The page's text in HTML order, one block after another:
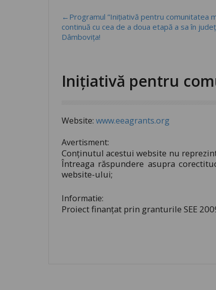
←Programul ”Inițiativă pentru comunitatea
continuă cu cea de a doua etapă a sa în
Dâmbovița!
Inițiativă pentru
Website: www.eeagrants.org
Avertisment:
Conţinutul acestui website nu
Întreaga răspundere asupra
website-ului;
Informatie:
Proiect finanţat prin granturile SEE